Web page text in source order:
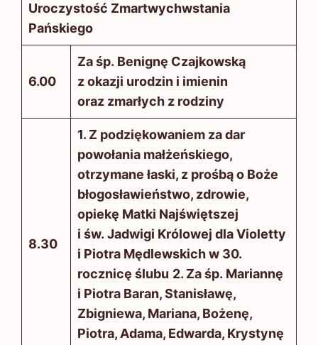
Uroczystość Zmartwychwstania
Pańskiego
6.00
Za śp. Benignę Czajkowską
z okazji urodzin i imienin
oraz zmarłych z rodziny
8.30
1. Z podziękowaniem za dar
powołania małżeńskiego,
otrzymane łaski, z prośbą o Boże
błogosławieństwo, zdrowie,
opiekę Matki Najświętszej
i św. Jadwigi Królowej dla Violetty
i Piotra Mędlewskich w 30.
rocznicę ślubu 2. Za śp. Mariannę
i Piotra Baran, Stanisławę,
Zbigniewa, Mariana, Bożenę,
Piotra, Adama, Edwarda, Krystynę